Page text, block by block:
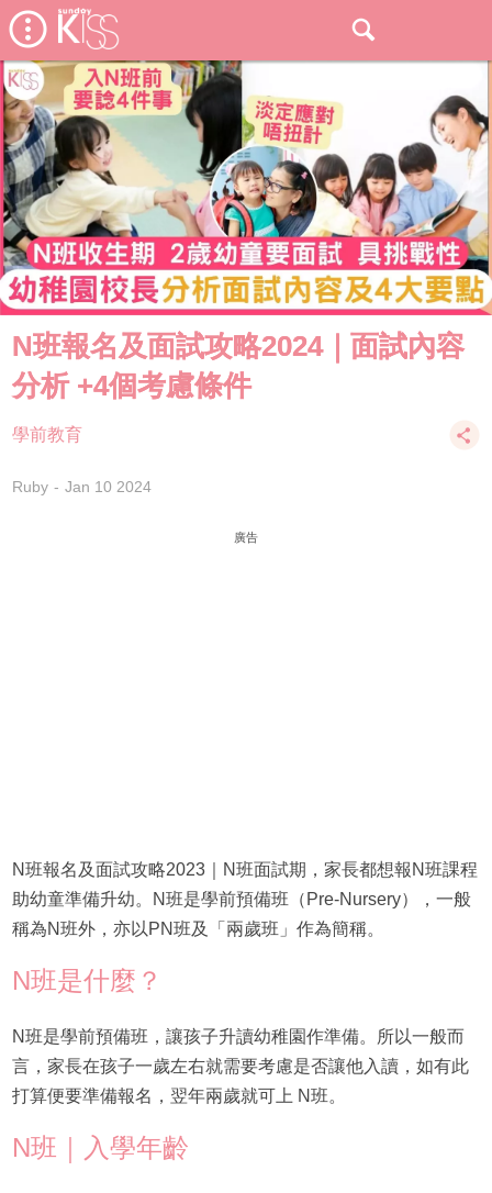
N班報名及面試攻略2024｜面試內容
分析 +4個考慮條件
學前教育
Ruby Jan 10 2024
廣告
N班報名及面試攻略2023｜N班面試期，家長都想報N班課程
助幼童準備升幼。N班是學前預備班（Pre-Nursery），一般
稱為N班外，亦以PN班及「兩歲班」作為簡稱。
N班是什麼？
N班是學前預備班，讓孩子升讀幼稚園作準備。所以一般而
言，家長在孩子一歲左右就需要考慮是否讓他入讀，如有此
打算便要準備報名，翌年兩歲就可上 N班。
N班｜入學年齡